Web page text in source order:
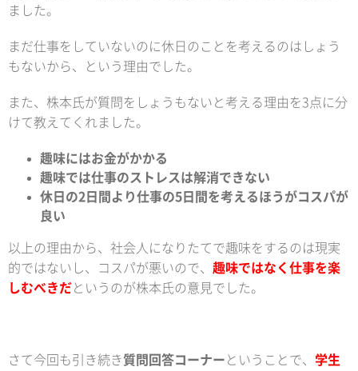
ました。
まだ仕事をしていないのに休日のことを考えるのはしょう
もないから、という理由でした。
また、株本氏が質問をしょうもないと考える理由を3点に分
けて教えてくれました。
趣味にはお金がかかる
趣味では仕事のストレスは解消できない
休日の2日間より仕事の5日間を考えるほうがコスパが
良い
以上の理由から、社会人になりたてで趣味をするのは現実
的ではないし、コスパが悪いので、 趣味ではなく仕事を楽
しむべきだというのが株本氏の意見でした。
さて今回も引き続き質問回答コーナー ということで、 学生